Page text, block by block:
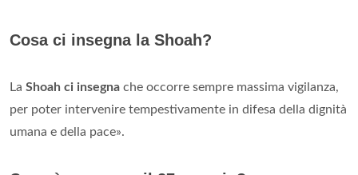
Cosa ci insegna la Shoah?
La Shoah ci insegna che occorre sempre massima vigilanza,
per poter intervenire tempestivamente in difesa della dignità
umana e della pace».